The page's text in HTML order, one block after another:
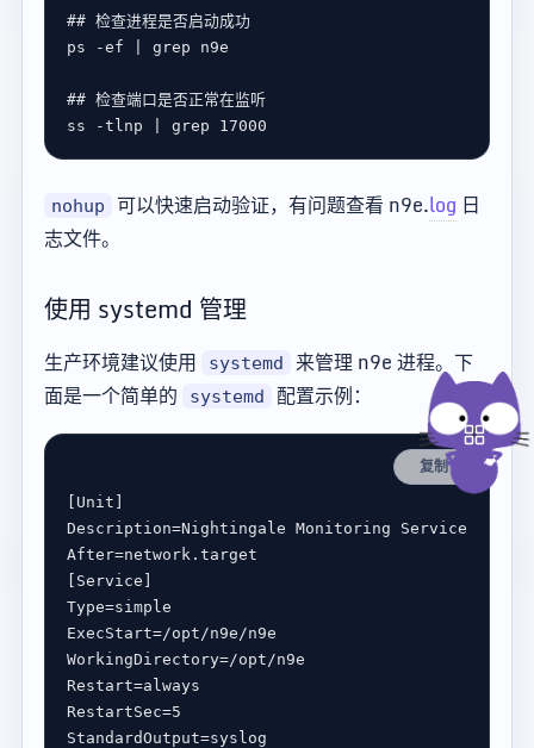
## 检查进程是否启动成功
## 检查端口是否正常在监听
ss -tlnp | grep 17000
nohup 可以快速启动验证，有问题查看 n9e.log 日
志文件。
使用 systemd 管理
生产环境建议使用 systemd
来管理 n9e 进程。下
面是一个简单的
systemd 配置示例：
复制
[Unit]
Description=Nightingale Monitoring Service
After=network.target
[Service]
Type=simple
ExecStart=/opt/n9e/n9e
WorkingDirectory=/opt/n9e
Restart=always
RestartSec=5
StandardOutput=syslog